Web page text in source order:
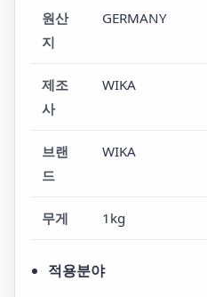
원산
지
GERMANY
제조
사
WIKA
브랜
드
WIKA
무게 1kg
적용분야